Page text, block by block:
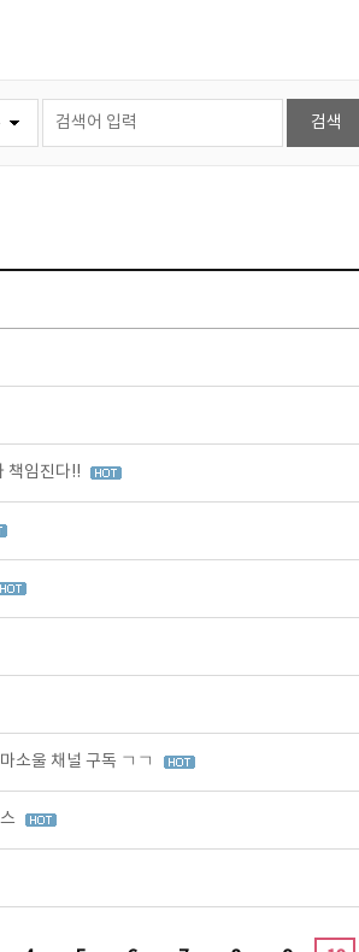
책임진다!!
소울 채널 구독 ㄱㄱ